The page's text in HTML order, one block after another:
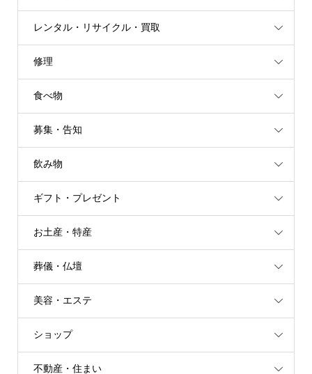
レンタル・リサイクル・買取
修理
食べ物
募集・告知
飲み物
ギフト・プレゼント
お土産・特産
葬儀・仏壇
美容・エステ
ショップ
不動産・住まい